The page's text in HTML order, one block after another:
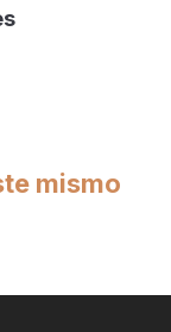
y protege
mismo